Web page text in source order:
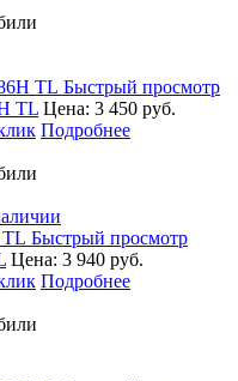
Быстрый просмотр
TL Цена: 3 450 руб.
Подробнее
Быстрый просмотр
Цена: 3 940 руб.
Подробнее